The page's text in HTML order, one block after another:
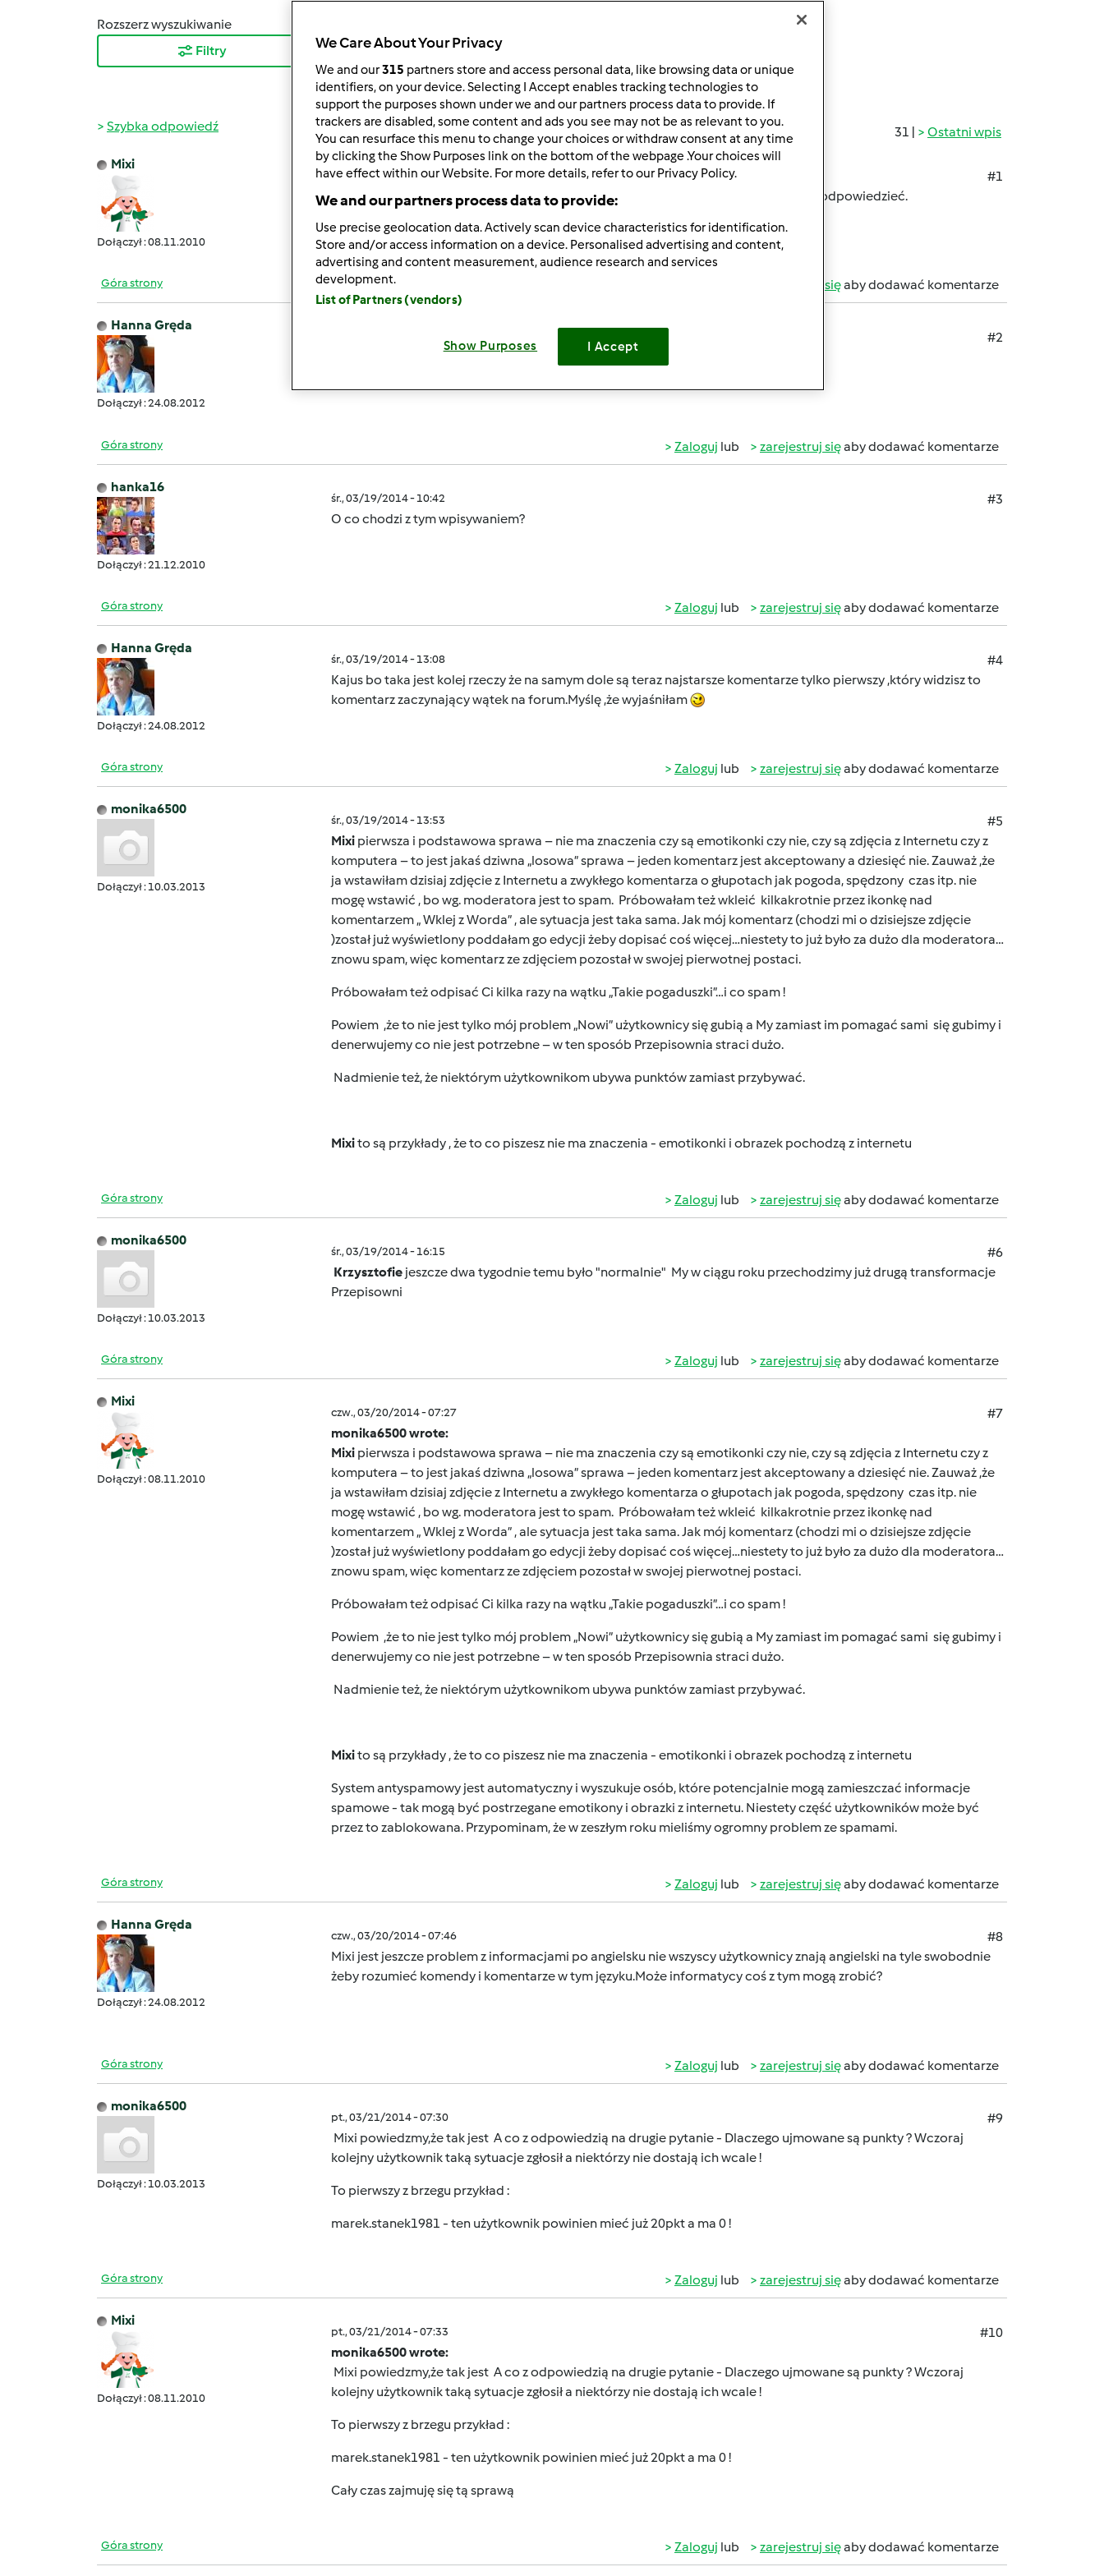
Rozszerz wyszukiwanie
Filtry
Najnowsze wyniki
31 | Ostatni wpis
Szybka odpowiedź
Mixi
Dołączył : 08.11.2010
śr., 03/19/2014 - 07:31
#1
Czekam na uwagi dotyczące wstawiania komentarzy. Postaram się na nie wszystkie odpowiedzieć.
Góra strony zarejestruj sięaby dodawać komentarze
Hanna Gręda
Dołączył : 24.08.2012
#2
Góra strony Zaloguj lub zarejestruj sięaby dodawać komentarze
hanka16
Dołączył : 21.12.2010
śr., 03/19/2014 - 10:42
#3
O co chodzi z tym wpisywaniem?
Góra strony Zaloguj lub zarejestruj sięaby dodawać komentarze
Hanna Gręda
Dołączył : 24.08.2012
śr., 03/19/2014 - 13:08
#4
Kajus bo taka jest kolej rzeczy że na samym dole są teraz najstarsze komentarze tylko pierwszy ,który widzisz to
komentarz zaczynający wątek na forum.Myślę ,że wyjaśniłam
Góra strony Zaloguj lub zarejestruj sięaby dodawać komentarze
monika6500
Dołączył : 10.03.2013
śr., 03/19/2014 - 13:53
#5
Mixi pierwsza i podstawowa sprawa – nie ma znaczenia czy są emotikonki czy nie, czy są zdjęcia z Internetu czy z
komputera – to jest jakaś dziwna „losowa” sprawa – jeden komentarz jest akceptowany a dziesięć nie. Zauważ ,że
ja wstawiłam dzisiaj zdjęcie z Internetu a zwykłego komentarza o głupotach jak pogoda, spędzony czas itp. nie
mogę wstawić , bo wg. moderatora jest to spam. Próbowałam też wkleić kilkakrotnie przez ikonkę nad
komentarzem „ Wklej z Worda” , ale sytuacja jest taka sama. Jak mój komentarz (chodzi mi o dzisiejsze zdjęcie
)został już wyświetlony poddałam go edycji żeby dopisać coś więcej…niestety to już było za dużo dla moderatora…
znowu spam, więc komentarz ze zdjęciem pozostał w swojej pierwotnej postaci.
Próbowałam też odpisać Ci kilka razy na wątku „Takie pogaduszki”…i co spam !
Powiem ,że to nie jest tylko mój problem „Nowi” użytkownicy się gubią a My zamiast im pomagać sami się gubimy i
denerwujemy co nie jest potrzebne – w ten sposób Przepisownia straci dużo.
Nadmienie też, że niektórym użytkownikom ubywa punktów zamiast przybywać.
Mixito są przykłady , że to co piszesz nie ma znaczenia - emotikonki i obrazek pochodzą z internetu
Góra strony Zaloguj lub zarejestruj sięaby dodawać komentarze
monika6500
Dołączył : 10.03.2013
śr., 03/19/2014 - 16:15
#6
Krzysztofie jeszcze dwa tygodnie temu było "normalnie" My w ciągu roku przechodzimy już drugą transformacje
Przepisowni
Góra strony Zaloguj lub zarejestruj sięaby dodawać komentarze
Mixi
Dołączył : 08.11.2010
czw., 03/20/2014 - 07:27
#7
monika6500 wrote:
Mixi pierwsza i podstawowa sprawa – nie ma znaczenia czy są emotikonki czy nie, czy są zdjęcia z Internetu czy z
komputera – to jest jakaś dziwna „losowa” sprawa – jeden komentarz jest akceptowany a dziesięć nie. Zauważ ,że
ja wstawiłam dzisiaj zdjęcie z Internetu a zwykłego komentarza o głupotach jak pogoda, spędzony czas itp. nie
mogę wstawić , bo wg. moderatora jest to spam. Próbowałam też wkleić kilkakrotnie przez ikonkę nad
komentarzem „ Wklej z Worda” , ale sytuacja jest taka sama. Jak mój komentarz (chodzi mi o dzisiejsze zdjęcie
)został już wyświetlony poddałam go edycji żeby dopisać coś więcej…niestety to już było za dużo dla moderatora…
znowu spam, więc komentarz ze zdjęciem pozostał w swojej pierwotnej postaci.
Próbowałam też odpisać Ci kilka razy na wątku „Takie pogaduszki”…i co spam !
Powiem ,że to nie jest tylko mój problem „Nowi” użytkownicy się gubią a My zamiast im pomagać sami się gubimy i
denerwujemy co nie jest potrzebne – w ten sposób Przepisownia straci dużo.
Nadmienie też, że niektórym użytkownikom ubywa punktów zamiast przybywać.
Mixito są przykłady , że to co piszesz nie ma znaczenia - emotikonki i obrazek pochodzą z internetu
System antyspamowy jest automatyczny i wyszukuje osób, które potencjalnie mogą zamieszczać informacje
spamowe - tak mogą być postrzegane emotikony i obrazki z internetu. Niestety część użytkowników może być
przez to zablokowana. Przypominam, że w zeszłym roku mieliśmy ogromny problem ze spamami.
Góra strony Zaloguj lub zarejestruj sięaby dodawać komentarze
Hanna Gręda
Dołączył : 24.08.2012
czw., 03/20/2014 - 07:46
#8
Mixi jest jeszcze problem z informacjami po angielsku nie wszyscy użytkownicy znają angielski na tyle swobodnie
żeby rozumieć komendy i komentarze w tym języku.Może informatycy coś z tym mogą zrobić?
Góra strony Zaloguj lub zarejestruj sięaby dodawać komentarze
monika6500
Dołączył : 10.03.2013
pt., 03/21/2014 - 07:30
#9
Mixi powiedzmy,że tak jest A co z odpowiedzią na drugie pytanie - Dlaczego ujmowane są punkty ? Wczoraj
kolejny użytkownik taką sytuacje zgłosił a niektórzy nie dostają ich wcale !
To pierwszy z brzegu przykład :
marek.stanek1981 - ten użytkownik powinien mieć już 20pkt a ma 0 !
Góra strony Zaloguj lub zarejestruj sięaby dodawać komentarze
Mixi
Dołączył : 08.11.2010
pt., 03/21/2014 - 07:33
#10
monika6500 wrote:
Mixi powiedzmy,że tak jest A co z odpowiedzią na drugie pytanie - Dlaczego ujmowane są punkty ? Wczoraj
kolejny użytkownik taką sytuacje zgłosił a niektórzy nie dostają ich wcale !
To pierwszy z brzegu przykład :
marek.stanek1981 - ten użytkownik powinien mieć już 20pkt a ma 0 !
Cały czas zajmuję się tą sprawą
Góra strony Zaloguj lub zarejestruj sięaby dodawać komentarze
We Care About Your Privacy
We and our315 partners store and access personal data, like browsing data or unique
identifiers, on your device. Selecting I Accept enables tracking technologies to
support the purposes shown under we and our partners process data to provide. If
trackers are disabled, some content and ads you see may not be as relevant to you.
You can resurface this menu to change your choices or withdraw consent at any time
by clicking the Show Purposes link on the bottom of the webpage .Your choices will
have effect within our Website. For more details, refer to our Privacy Policy.
We and our partners process data to provide:
Use precise geolocation data. Actively scan device characteristics for identification.
Store and/or access information on a device. Personalised advertising and content,
advertising and content measurement, audience research and services
development.
List of Partners (vendors)
Show Purposes I Accept